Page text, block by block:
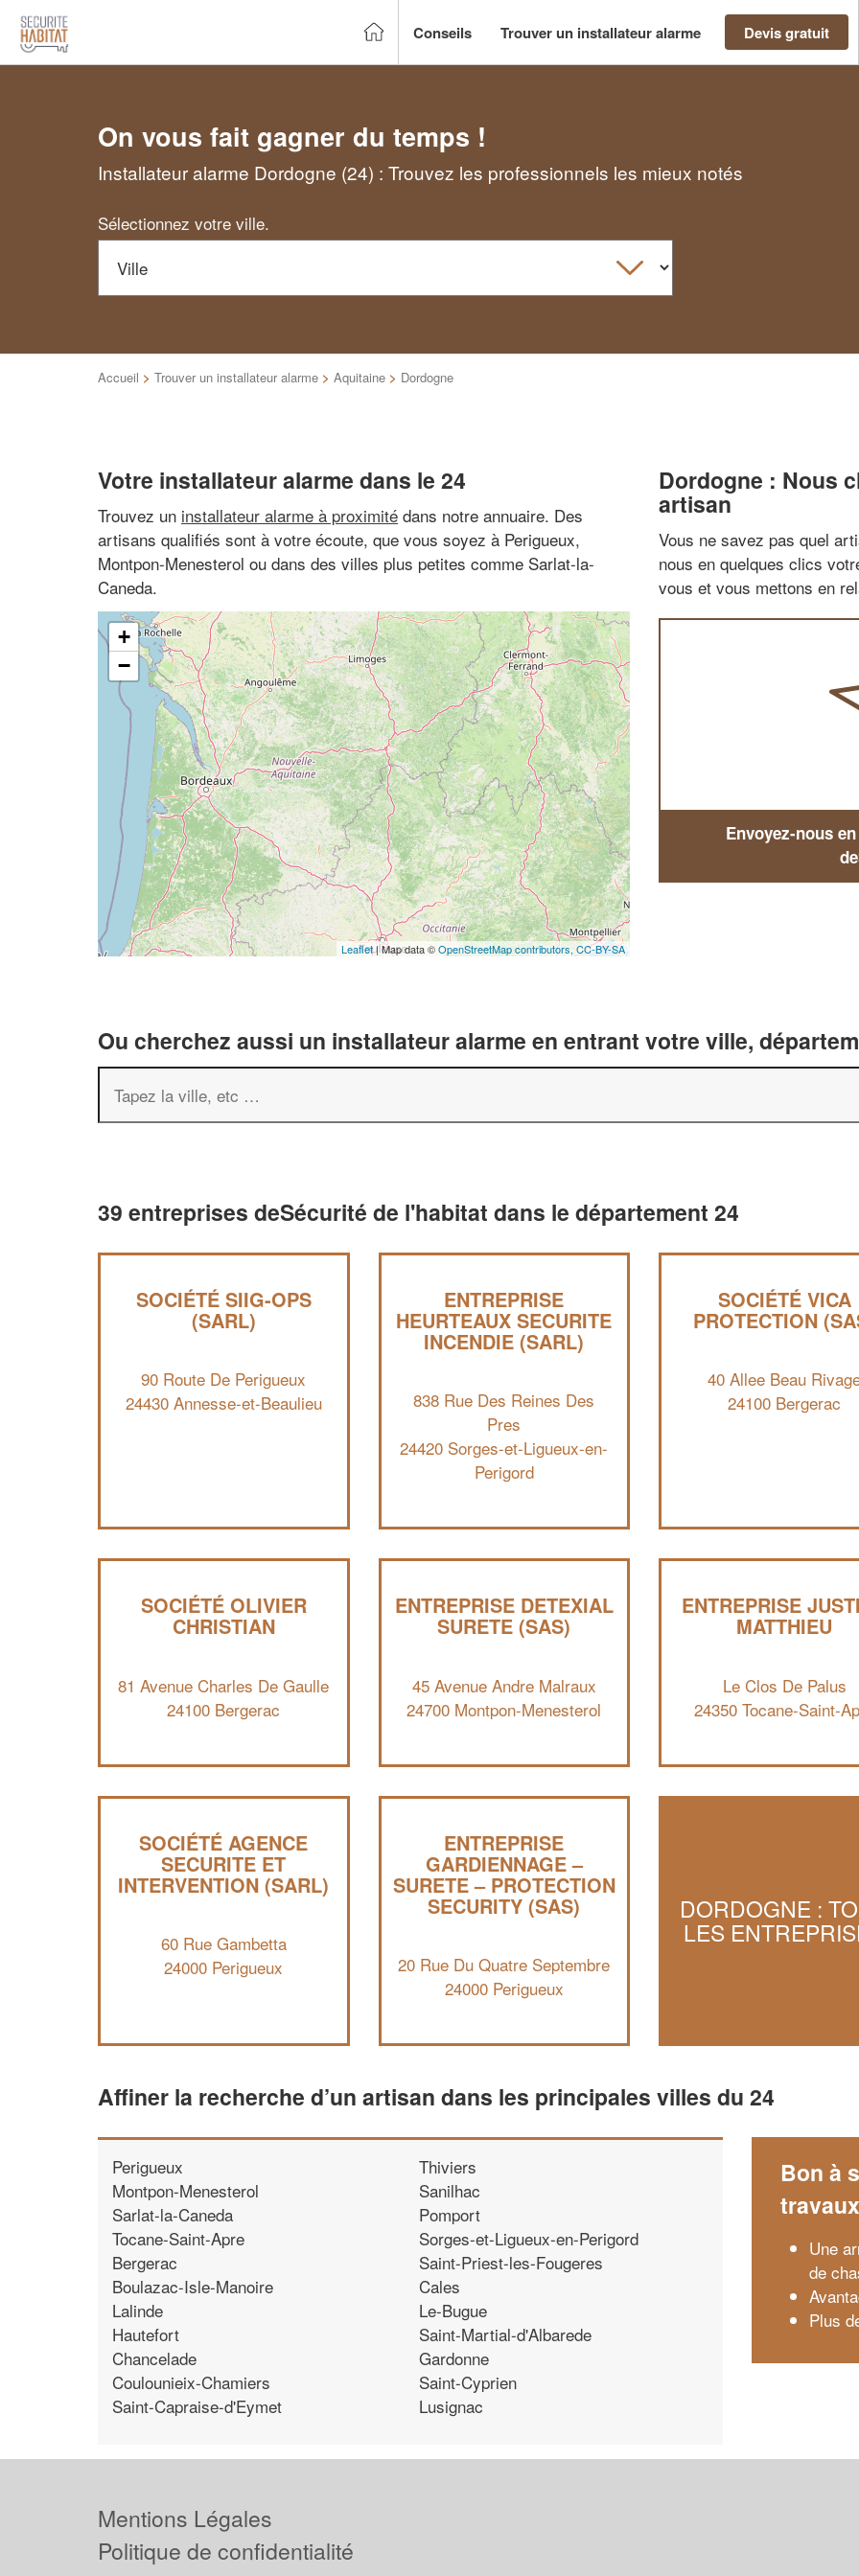
Conseils Trouver un installateur alarme Devis gratuit
On vous fait gagner du temps !
Installateur alarme Dordogne (24) : Trouvez les professionnels les mieux notés
Sélectionnez votre ville.
Accueil > Trouver un installateur alarme > Aquitaine > Dordogne
Votre installateur alarme dans le 24
Trouvez un installateur alarme à proximité dans notre annuaire. Des
artisans qualifiés sont à votre écoute, que vous soyez à Perigueux,
Montpon-Menesterol ou dans des villes plus petites comme Sarlat-la-
Caneda.
+
−
Leaflet| Map data ©OpenStreetMap contributors, CC-BY-SA
Dordogne : Nous
artisan
Vous ne savez pas quel
nous en quelques clics
vous et vous mettons en
Envoyez-nous
Ou cherchez aussi un installateur alarme en entrant votre ville,
39 entreprises deSécurité de l'habitat dans le département 24
SOCIÉTÉ SIIG-OPS
(SARL)
90 Route De Perigueux
24430 Annesse-et-Beaulieu
ENTREPRISE
HEURTEAUX SECURITE
INCENDIE (SARL)
838 Rue Des Reines Des
Pres
24420 Sorges-et-Ligueux-en-
Perigord
SOCIÉTÉ VICA
PROTECTION
40 Allee Beau
24100 Bergerac
SOCIÉTÉ OLIVIER
CHRISTIAN
81 Avenue Charles De Gaulle
24100 Bergerac
ENTREPRISE DETEXIAL
SURETE (SAS)
45 Avenue Andre Malraux
24700 Montpon-Menesterol
ENTREPRISE
MATTHIEU
Le Clos De Palus
24350 Tocane-Saint-
SOCIÉTÉ AGENCE
SECURITE ET
INTERVENTION (SARL)
60 Rue Gambetta
24000 Perigueux
ENTREPRISE
GARDIENNAGE –
SURETE – PROTECTION
SECURITY (SAS)
20 Rue Du Quatre Septembre
24000 Perigueux
DORDOGNE :
LES
Affiner la recherche d’un artisan dans les principales villes du 24
Perigueux
Montpon-Menesterol
Sarlat-la-Caneda
Tocane-Saint-Apre
Bergerac
Boulazac-Isle-Manoire
Lalinde
Hautefort
Chancelade
Coulounieix-Chamiers
Saint-Capraise-d'Eymet
Thiviers
Sanilhac
Pomport
Sorges-et-Ligueux-en-Perigord
Saint-Priest-les-Fougeres
Cales
Le-Bugue
Saint-Martial-d'Albarede
Gardonne
Saint-Cyprien
Lusignac
Bon à
travaux
Une
de
Plus
Mentions Légales
Politique de confidentialité